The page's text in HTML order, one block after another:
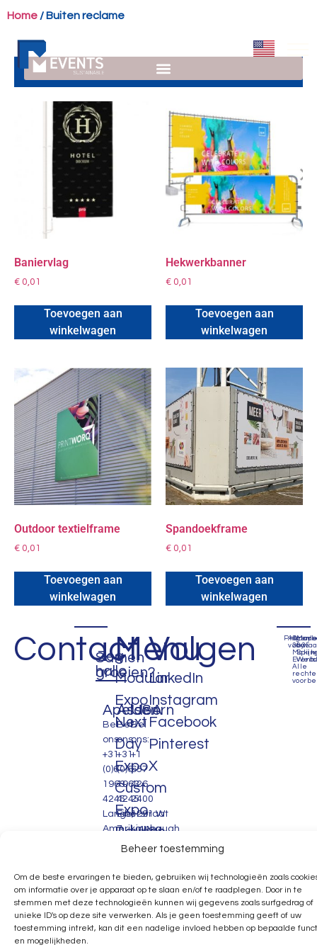
Beheer toestemming
Om de beste ervaringen te bieden, gebruiken wij technologieën zoals
om informatie over je apparaat op te slaan en/of te raadplegen. Door in te
stemmen met deze technologieën kunnen wij gegevens zoals surfgedrag of
unieke ID's op deze site verwerken. Als je geen toestemming geeft of uw
toestemming intrekt, kan dit een nadelige invloed hebben op bepaalde
en mogelijkheden.
Home / Buiten reclame
Baniervlag
€ 0,01
Toevoegen aan
winkelwagen
Hekwerkbanner
€ 0,01
Toevoegen aan
winkelwagen
Outdoor textielframe
€ 0,01
Toevoegen aan
winkelwagen
Spandoekframe
€ 0,01
Toevoegen aan
winkelwagen
Contact
Samen
groeien?
Zeg
hallo
Apeldoorn
Bel
ons:
+31
(0)6
1963
4245
Lange
Amerikaweg
Apeldoorn
info@makingevents.nl
Assen
Bel
ons:
+31
(0)6
1963
4245
Eiberstraat
7
9404
Assen
info@makingevents.nl
USA
Bel
ons:
+1
657
426
2400
1291 W
Linebaugh
Ave
558.
Tampa,
FL
33626
United
Menu
Modular
Expo
Next
Day
Expo
Custom
Expo
Pavilion
Expo
Portfolio
Contact
FAQ
Volgen
LinkedIn
Instagram
Facebook
Pinterest
X
©
2035
Alle
Made
by